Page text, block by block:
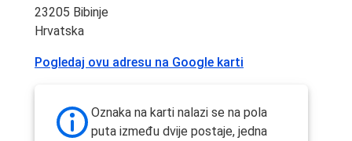
23205 Bibinje
Hrvatska
Pogledaj ovu adresu na Google karti
Oznaka na karti nalazi se na pola
puta između dvije postaje, jedna